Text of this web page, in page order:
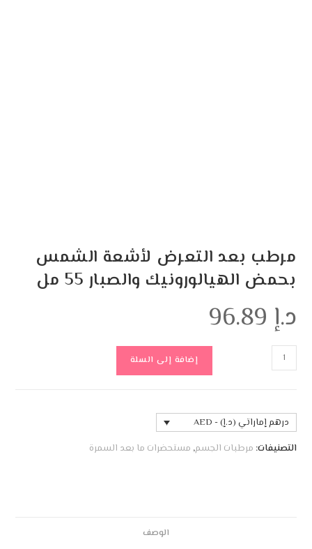
مرطب بعد التعرض لأشعة الشمس
بحمض الهيالورونيك والصبار 55 مل
د.إ
إضافة إلى السلة
درهم إماراتي (د.إ) - AED
التصنيفات: مرطبات الجسم, مستحضرات ما بعد السمرة
الوصف